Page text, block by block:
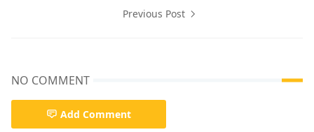
Previous Post
NO COMMENT
Add Comment